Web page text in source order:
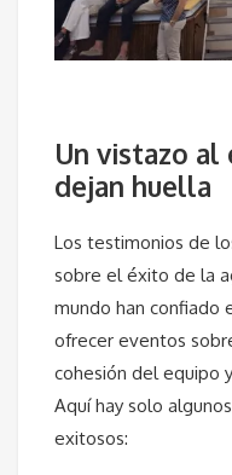
Un vistazo al
dejan huella
Los testimonios de
sobre el éxito de la
mundo han confiado
ofrecer eventos
cohesión del equipo
Aquí hay solo
exitosos: